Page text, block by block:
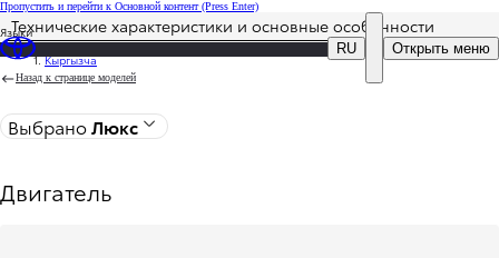
Пропустить и перейти к Основной контент(Press Enter)
DEALER NAME
RU
Языки
Кыргызча
Открыть меню
Цена обновлена Цена вашей комплектации 4 790 000 сом
Технические характеристики и основные особенности
Назад к странице моделей
Выбрано Люкс
Двигатель